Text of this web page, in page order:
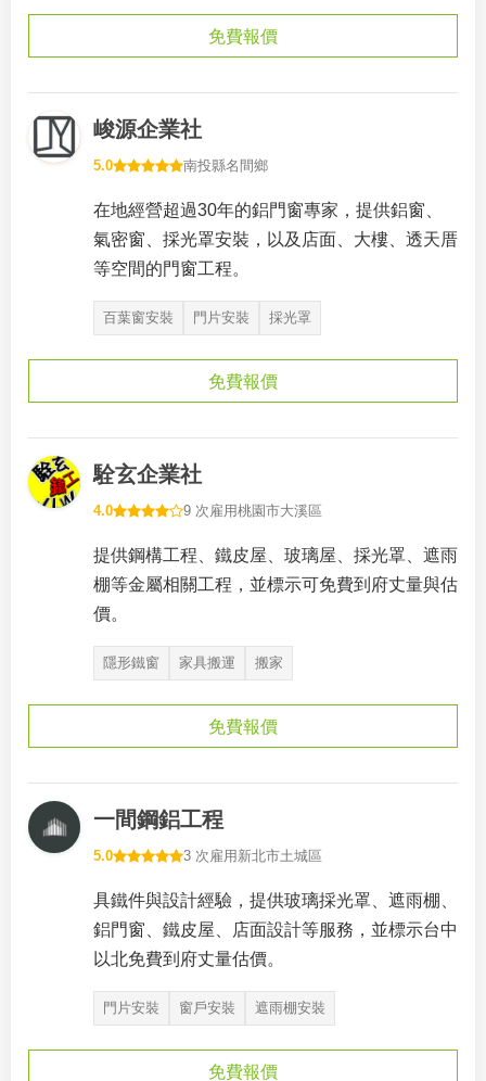
免費報價
峻源企業社
5.0 南投縣名間鄉
在地經營超過30年的鋁門窗專家，提供鋁窗、
氣密窗、採光罩安裝，以及店面、大樓、透天厝
等空間的門窗工程。
百葉窗安裝 門片安裝 採光罩
免費報價
駩玄企業社
4.0 9 次雇用桃園市大溪區
提供鋼構工程、鐵皮屋、玻璃屋、採光罩、遮雨
棚等金屬相關工程，並標示可免費到府丈量與估
價。
隱形鐵窗 家具搬運 搬家
免費報價
一間鋼鋁工程
5.0 3 次雇用 新北市土城區
具鐵件與設計經驗，提供玻璃採光罩、遮雨棚、
鋁門窗、鐵皮屋、店面設計等服務，並標示台中
以北免費到府丈量估價。
門片安裝 窗戶安裝 遮雨棚安裝
免費報價